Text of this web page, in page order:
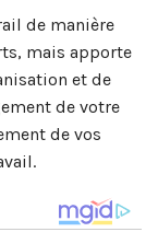
de manière
mais apporte
et de
de votre
de vos